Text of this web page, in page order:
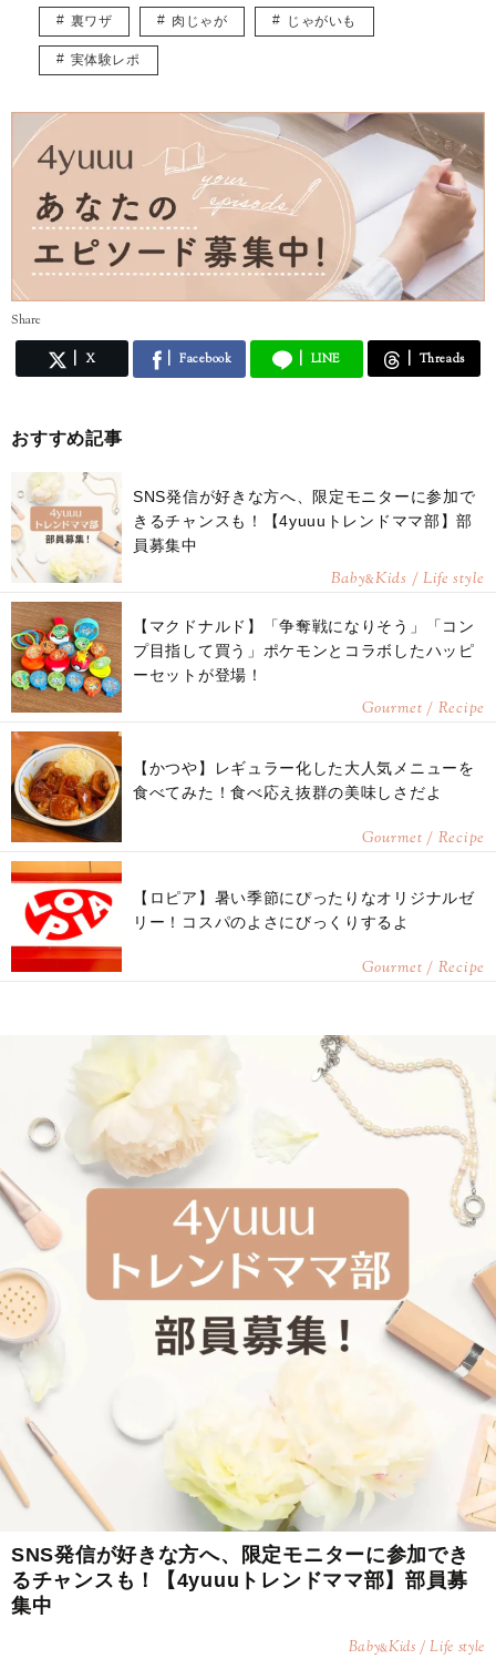
裏ワザ 肉じゃが じゃがいも
実体験レポ
Share
X Facebook LINE Threads
おすすめ記事
SNS発信が好きな方へ、限定モニターに参加で
きるチャンスも！【4yuuuトレンドママ部】部
員募集中
Baby&Kids / Life style
【マクドナルド】「争奪戦になりそう」「コン
プ目指して買う」ポケモンとコラボしたハッピ
ーセットが登場！
Gourmet / Recipe
【かつや】レギュラー化した大人気メニューを
食べてみた！食べ応え抜群の美味しさだよ
Gourmet / Recipe
【ロピア】暑い季節にぴったりなオリジナルゼ
リー！コスパのよさにびっくりするよ
Gourmet / Recipe
SNS発信が好きな方へ、限定モニターに参加でき
るチャンスも！【4yuuuトレンドママ部】部員募
集中
Baby&Kids / Life style